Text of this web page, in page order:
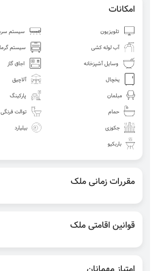
امکانات
تلویزیون سیستم
آب لوله کشی سیستم
وسایل آشپزخانه
اجاق گاز
یخچال
آلاچیق
مبلمان
پارکینگ
حمام
توالت فرنگی
جکوزی
بیلیارد
باربکیو
مقررات زمانی ملک
قوانین اقامتی ملک